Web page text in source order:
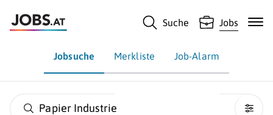
Suche Jobs
Jobsuche Merkliste Job-Alarm
Papier Industrie